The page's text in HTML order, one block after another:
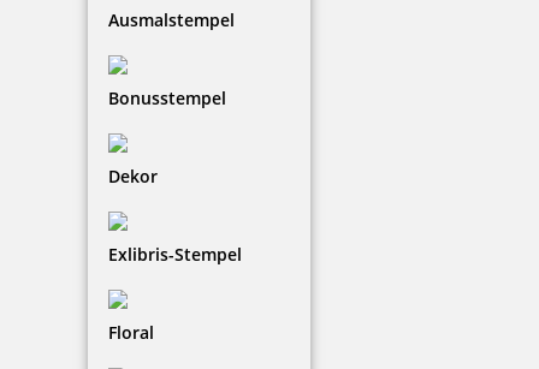
Ausmalstempel
Bonusstempel
Dekor
Exlibris-Stempel
Floral